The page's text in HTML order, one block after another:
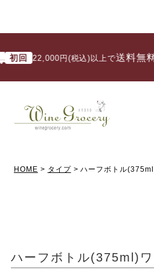
22,000円(税込)以上で送料無料
/
HOME タイプ ハーフボトル
ハーフボトル(375ml)ワ